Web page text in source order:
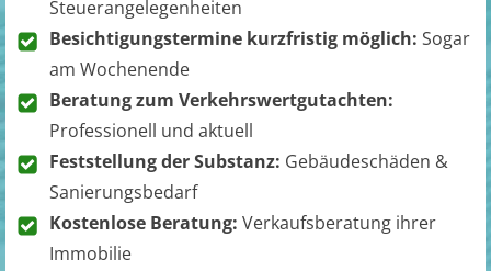
Steuerangelegenheiten
Besichtigungstermine kurzfristig möglich: Sogar
am Wochenende
Beratung zum Verkehrswertgutachten:
Professionell und aktuell
Feststellung der Substanz: Gebäudeschäden &
Sanierungsbedarf
Kostenlose Beratung: Verkaufsberatung ihrer
Immobilie